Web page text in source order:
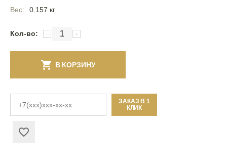
Вес: 0.157 кг
Кол-во: +
−
В КОРЗИНУ
ЗАКАЗ В 1
КЛИК